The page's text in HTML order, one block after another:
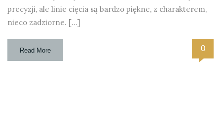
precyzji, ale linie cięcia są bardzo piękne, z charakterem,
nieco zadziorne. […]
Read More 0